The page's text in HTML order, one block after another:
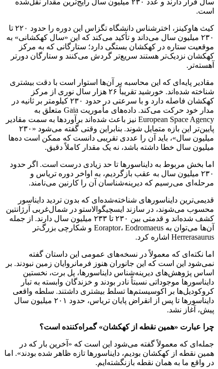
سال قرار دارند و عدد ۲۳۰ میلیون سال رایج‌ترین مقدار نقل‌شده
است.
کیث هاوکینز، اخترشناس دانشگاه تگزاس این دوره را حدود ۲۲۰ تا
۲۳۰ میلیون سال می‌داند و تأکید می‌کند که این «سال کهکشانی» به
موقعیت ستاره در کهکشان بستگی دارد؛ ستارگانی که به مرکز
کهکشان نزدیک‌تر هستند سریع‌تر گردش می‌کنند و ستارگان دورتر
آهسته‌تر.
مقادیر پایه‌ای که این محاسبه بر آن‌ها استوار است با دقت بیشتری
شناخته شده‌اند. خورشید تقریباً ۲۶ هزار سال نوری از مرکز
کهکشان فاصله دارد و با سرعتی در حدود ۲۳۰ کیلومتر بر ثانیه در
مدار خود حرکت می‌کند. داده‌های مأموریت Gaia متعلق به
European Space Agency نیز باعث شده‌اند برآوردها به سمت مقادیر
پایین‌تر این بازه متمایل شوند. بنابراین وقتی گفته می‌شود «۲۳۰
میلیون سال»، باید آن را عددی تقریبی دانست که ممکن است ده‌ها
میلیون سال خطا داشته باشد، نه یک مقدار کاملاً دقیق.
اما بخش مربوط به دایناسورها تا حد زیادی درست است. اگر حدود
۲۳۰ میلیون سال به عقب بازگردیم، به اواخر دوره تریاس و
مرحله‌ای می‌رسیم که دیرینه‌شناسان آن را کارنین می‌نامند.
قدیمی‌ترین دایناسورهای شناخته‌شده‌ای که بدون تردید دایناسور
محسوب می‌شوند، در سازند ایسچیگوالاستو در شمال‌غربی آرژانتین
کشف شده‌اند و قدمتی بین ۲۳۰ تا ۲۳۳ میلیون سال دارند. از جمله
آن‌ها می‌توان به Eoraptor، Eodromaeus و شکارچی بزرگ‌تر
Herrerasaurus اشاره کرد.
اما نکته‌ای که معمولاً در نسخه‌های عمومی این داستان گفته
نمی‌شود این است که این جانوران هنوز فرمانروایان زمین نبودند. بر
اساس پژوهش‌های دیرینه‌شناس دایناسورها، پل برت، نخستین
دایناسورها موجوداتی نسبتاً نادر بودند و خزندگان وابسته به تبار
کروکودیل‌ها بر اکوسیستم‌ها تسلط بیشتری داشتند. سلطه واقعی
دایناسورها تا پس از انقراض پایان تریاس، حدود ۲۰۱ میلیون سال
پیش، آغاز نشد.
چرا عبارت «همین نقطه از کهکشان» گمراه‌کننده است؟
جمله‌ای که معمولاً گفته می‌شود این است که «آخرین بار که در
همین نقطه از کهکشان بودیم، دایناسورها تازه ظاهر شده بودند». اما
در واقع ما به همان نقطه بازنگشته‌ایم.